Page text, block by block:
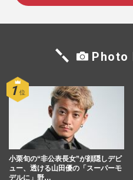
Photo
小栗旬の“非公表長女”が顔隠しデビ
ュー、透ける山田優の「スーパーモ
デルに」野…